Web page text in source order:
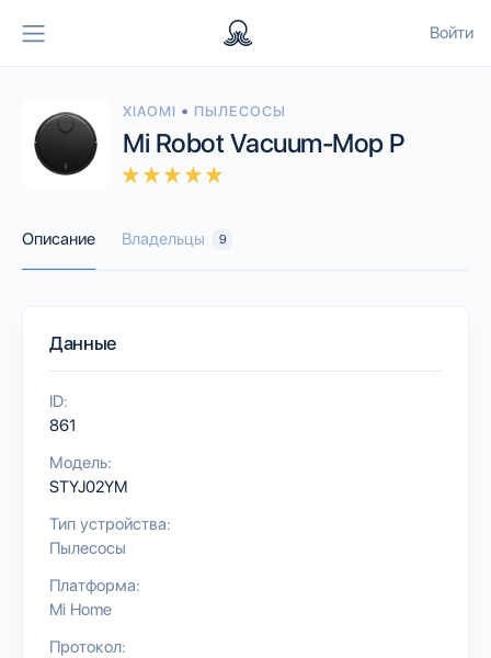
Войти
XIAOMI • ПЫЛЕСОСЫ
Mi Robot Vacuum-Mop P
Описание Владельцы 9
Данные
ID:
861
Модель:
STYJ02YM
Тип устройства:
Пылесосы
Платформа:
Mi Home
Протокол: